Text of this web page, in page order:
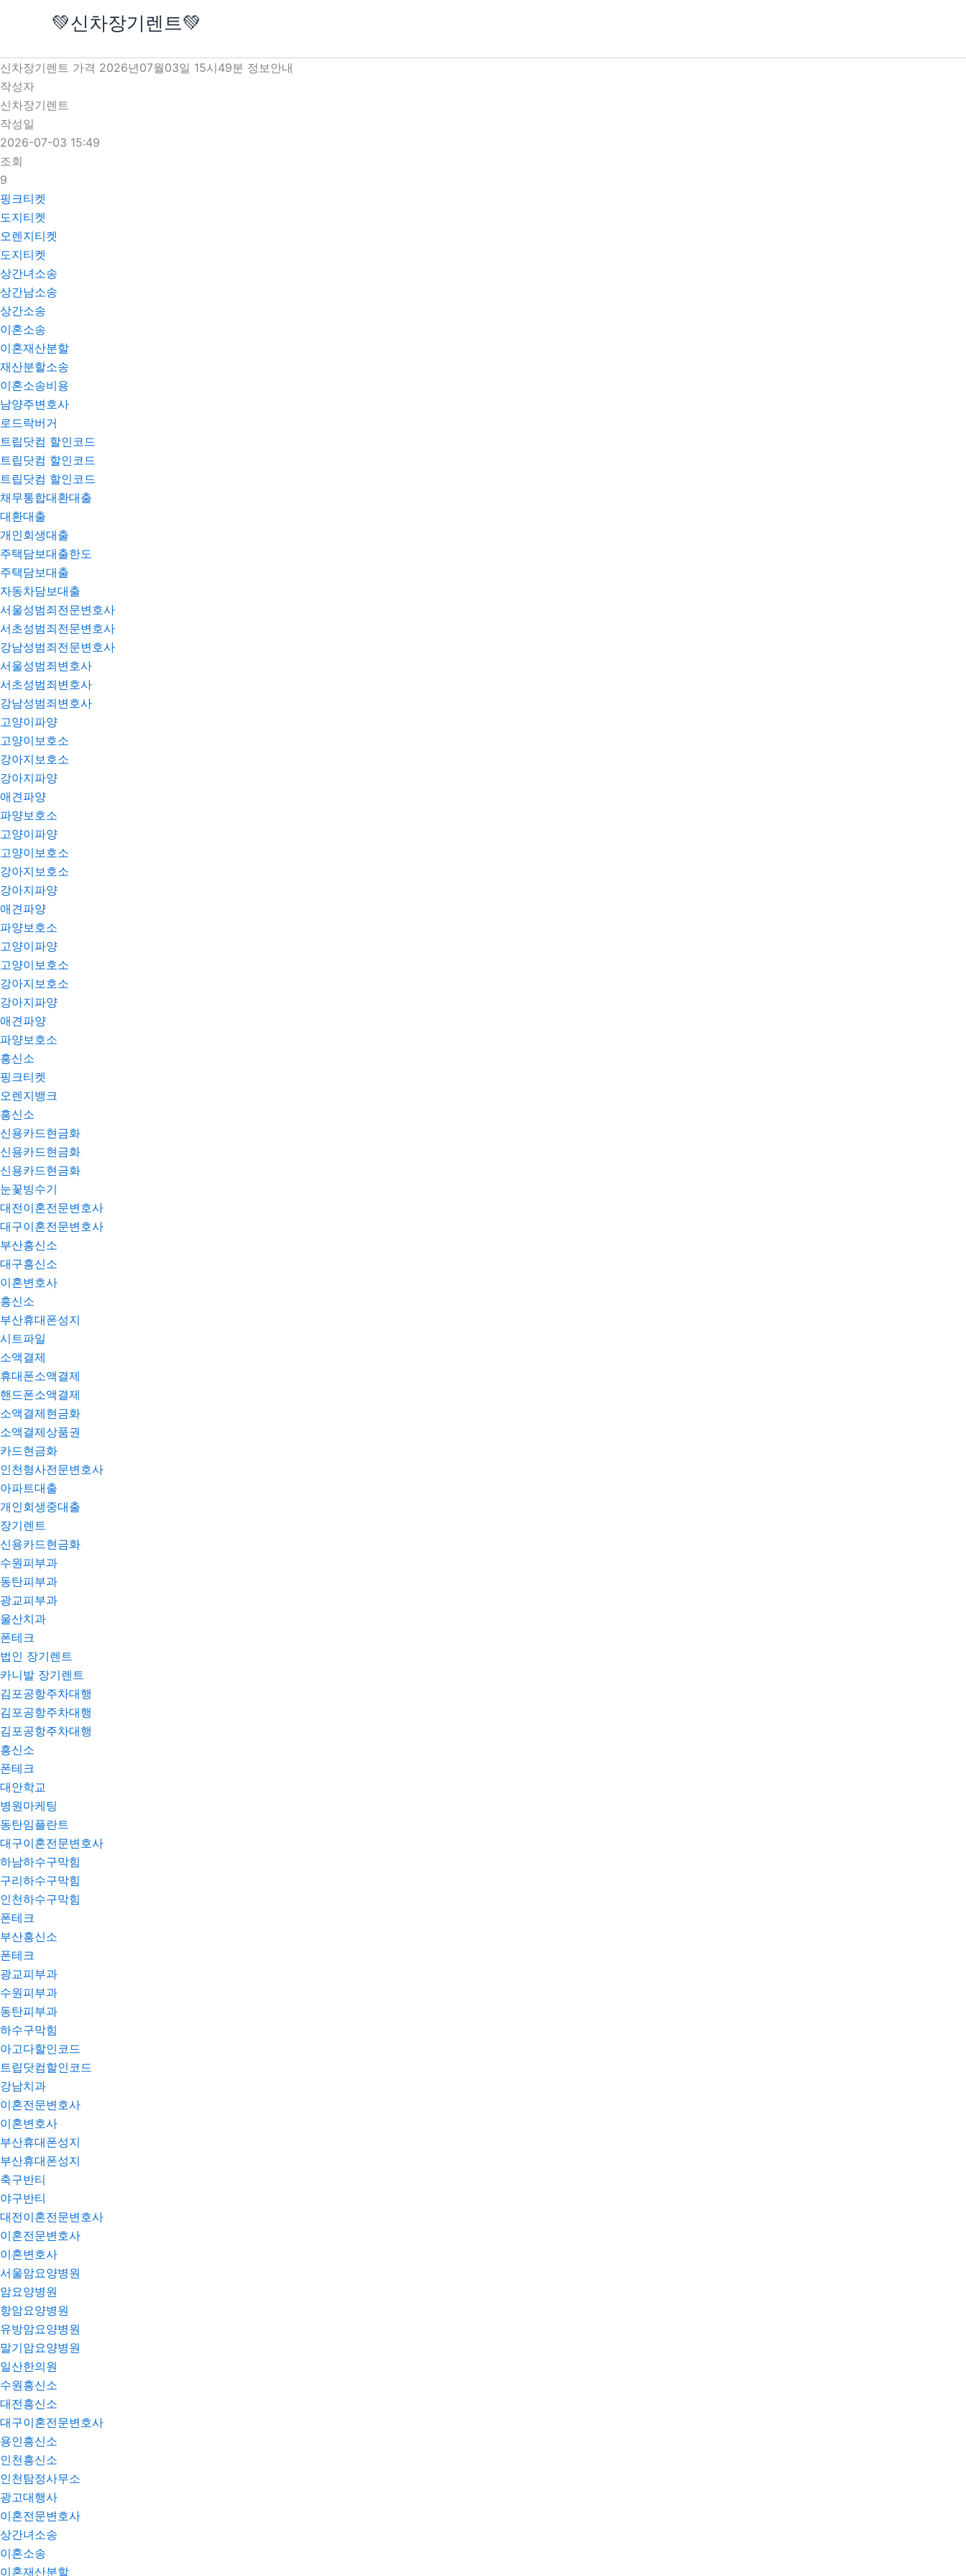
로
건
너
뛰
기
💚신차장기렌트💚
신차장기렌트 가격 2026년07월03일 15시49분 정보안내
작성자
신차장기렌트
작성일
2026-07-03 15:49
조회
9
핑크티켓
도지티켓
오렌지티켓
도지티켓
상간녀소송
상간남소송
상간소송
이혼소송
이혼재산분할
재산분할소송
이혼소송비용
남양주변호사
로드락버거
트립닷컴 할인코드
트립닷컴 할인코드
트립닷컴 할인코드
채무통합대환대출
대환대출
개인회생대출
주택담보대출한도
주택담보대출
자동차담보대출
서울성범죄전문변호사
서초성범죄전문변호사
강남성범죄전문변호사
서울성범죄변호사
서초성범죄변호사
강남성범죄변호사
고양이파양
고양이보호소
강아지보호소
강아지파양
애견파양
파양보호소
고양이파양
고양이보호소
강아지보호소
강아지파양
애견파양
파양보호소
고양이파양
고양이보호소
강아지보호소
강아지파양
애견파양
파양보호소
흥신소
핑크티켓
오렌지뱅크
흥신소
신용카드현금화
신용카드현금화
신용카드현금화
눈꽃빙수기
대전이혼전문변호사
대구이혼전문변호사
부산흥신소
대구흥신소
이혼변호사
흥신소
부산휴대폰성지
시트파일
소액결제
휴대폰소액결제
핸드폰소액결제
소액결제현금화
소액결제상품권
카드현금화
인천형사전문변호사
아파트대출
개인회생중대출
장기렌트
신용카드현금화
수원피부과
동탄피부과
광교피부과
울산치과
폰테크
법인 장기렌트
카니발 장기렌트
김포공항주차대행
김포공항주차대행
김포공항주차대행
흥신소
폰테크
대안학교
병원마케팅
동탄임플란트
대구이혼전문변호사
하남하수구막힘
구리하수구막힘
인천하수구막힘
폰테크
부산흥신소
폰테크
광교피부과
수원피부과
동탄피부과
하수구막힘
아고다할인코드
트립닷컴할인코드
강남치과
이혼전문변호사
이혼변호사
부산휴대폰성지
부산휴대폰성지
축구반티
야구반티
대전이혼전문변호사
이혼전문변호사
이혼변호사
서울암요양병원
암요양병원
항암요양병원
유방암요양병원
말기암요양병원
일산한의원
수원흥신소
대전흥신소
대구이혼전문변호사
용인흥신소
인천흥신소
인천탐정사무소
광고대행사
이혼전문변호사
상간녀소송
이혼소송
이혼재산분할